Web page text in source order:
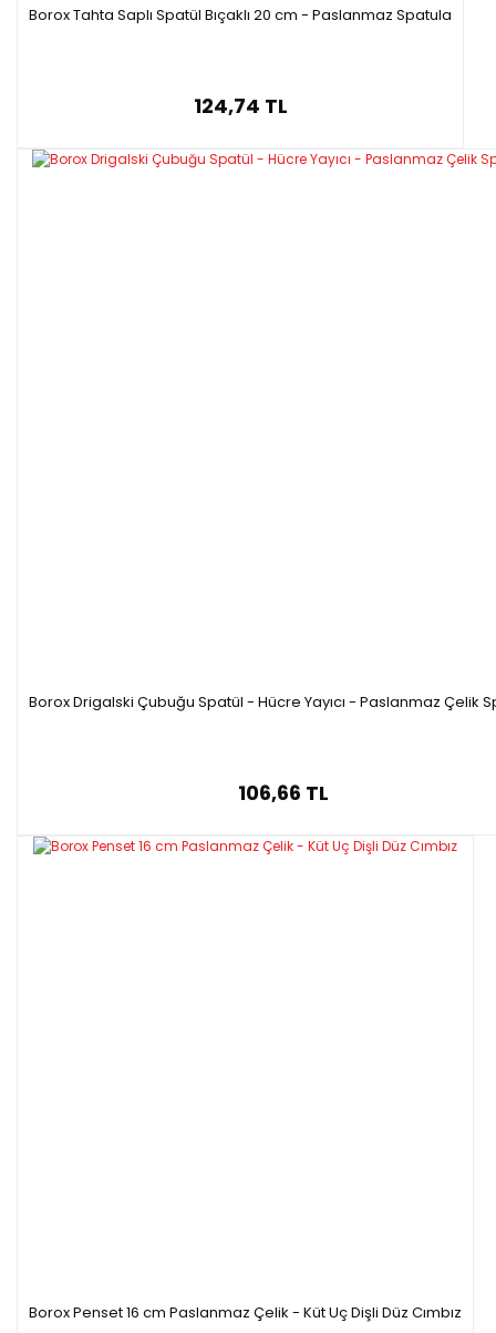
Borox Tahta Saplı Spatül Bıçaklı 20 cm - Paslanmaz Spatula
124,74 TL
Borox Drigalski Çubuğu Spatül - Hücre Yayıcı - Paslanmaz Çelik
106,66 TL
Borox Penset 16 cm Paslanmaz Çelik - Küt Uç Dişli Düz Cımbız